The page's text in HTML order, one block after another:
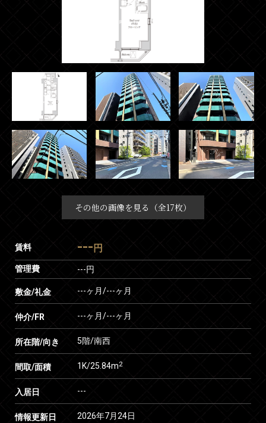
その他の画像を見る（全17枚）
賃料 --- 円
管理費 ---円
敷金/礼金 ---ヶ月/---ヶ月
仲介/FR ---ヶ月/---ヶ月
所在階/向き 5階/南西
間取/面積 1K/25.84m2
入居日 ---
情報更新日 2026年7月24日